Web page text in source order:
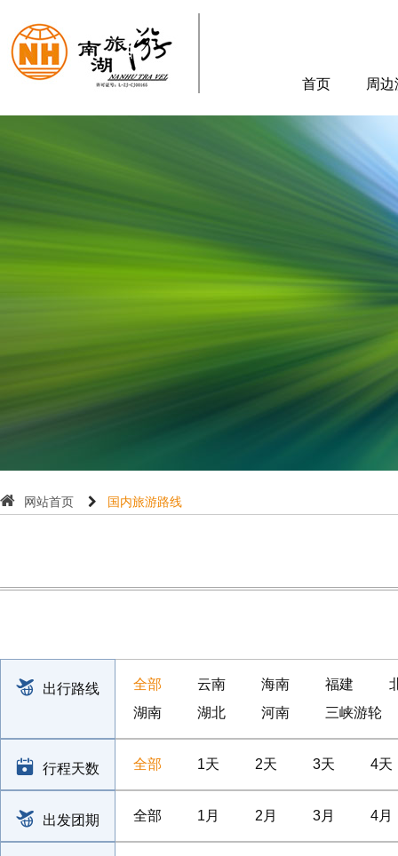
首页 周边
网站首页 国内旅游路线
出行路线 全部 云南 海南 福建
湖南
湖北 河南 三峡游轮
行程天数 全部 1天 2天 3天 4天
出发团期 全部 1月 2月 3月 4月